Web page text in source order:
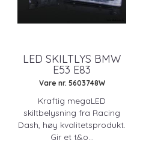
LED SKILTLYS BMW
E53 E83
Vare nr. 5603748W
Kraftig megaLED
skiltbelysning fra Racing
Dash, høy kvalitetsprodukt.
Gir et t&o...